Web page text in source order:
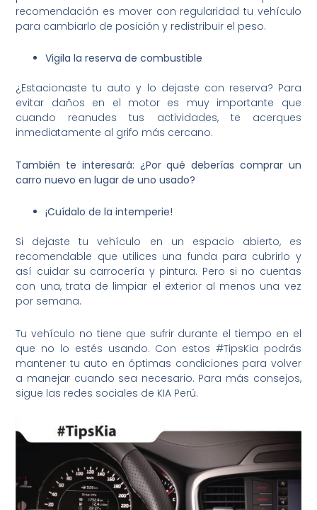
recomendación es mover con regularidad tu vehículo
para cambiarlo de posición y redistribuir el peso.
Vigila la reserva de combustible
¿Estacionaste tu auto y lo dejaste con reserva? Para
evitar daños en el motor es muy importante que
cuando reanudes tus actividades, te acerques
inmediatamente al grifo más cercano.
También te interesará: ¿Por qué deberías comprar un
carro nuevo en lugar de uno usado?
¡Cuídalo de la intemperie!
Si dejaste tu vehículo en un espacio abierto, es
recomendable que utilices una funda para cubrirlo y
así cuidar su carrocería y pintura. Pero si no cuentas
con una, trata de limpiar el exterior al menos una vez
por semana.
Tu vehículo no tiene que sufrir durante el tiempo en el
que no lo estés usando. Con estos #TipsKia podrás
mantener tu auto en óptimas condiciones para volver
a manejar cuando sea necesario. Para más consejos,
sigue las redes sociales de KIA Perú.